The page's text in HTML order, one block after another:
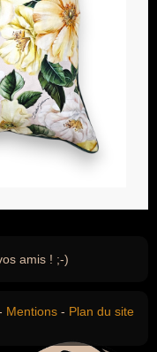
amis ! ;-)
Mentions - Plan du site